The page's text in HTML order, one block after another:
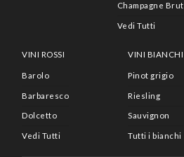
Champagne Brut
Vedi Tutti
VINI ROSSI
Barolo
Barbaresco
Dolcetto
Vedi Tutti
VINI BIANCHI
Pinot grigio
Riesling
Sauvignon
Tutti i bianchi